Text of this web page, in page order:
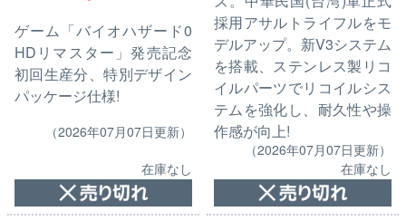
ゲーム「バイオハザード0
HDリマスター」発売記念
初回生産分、特別デザイン
パッケージ仕様!
（2026年07月07日更新）
在庫なし
採用アサルトライフルをモ
デルアップ。新V3システム
を搭載、ステンレス製リコ
イルパーツでリコイルシス
テムを強化し、耐久性や操
作感が向上!
（2026年07月07日更新）
在庫なし